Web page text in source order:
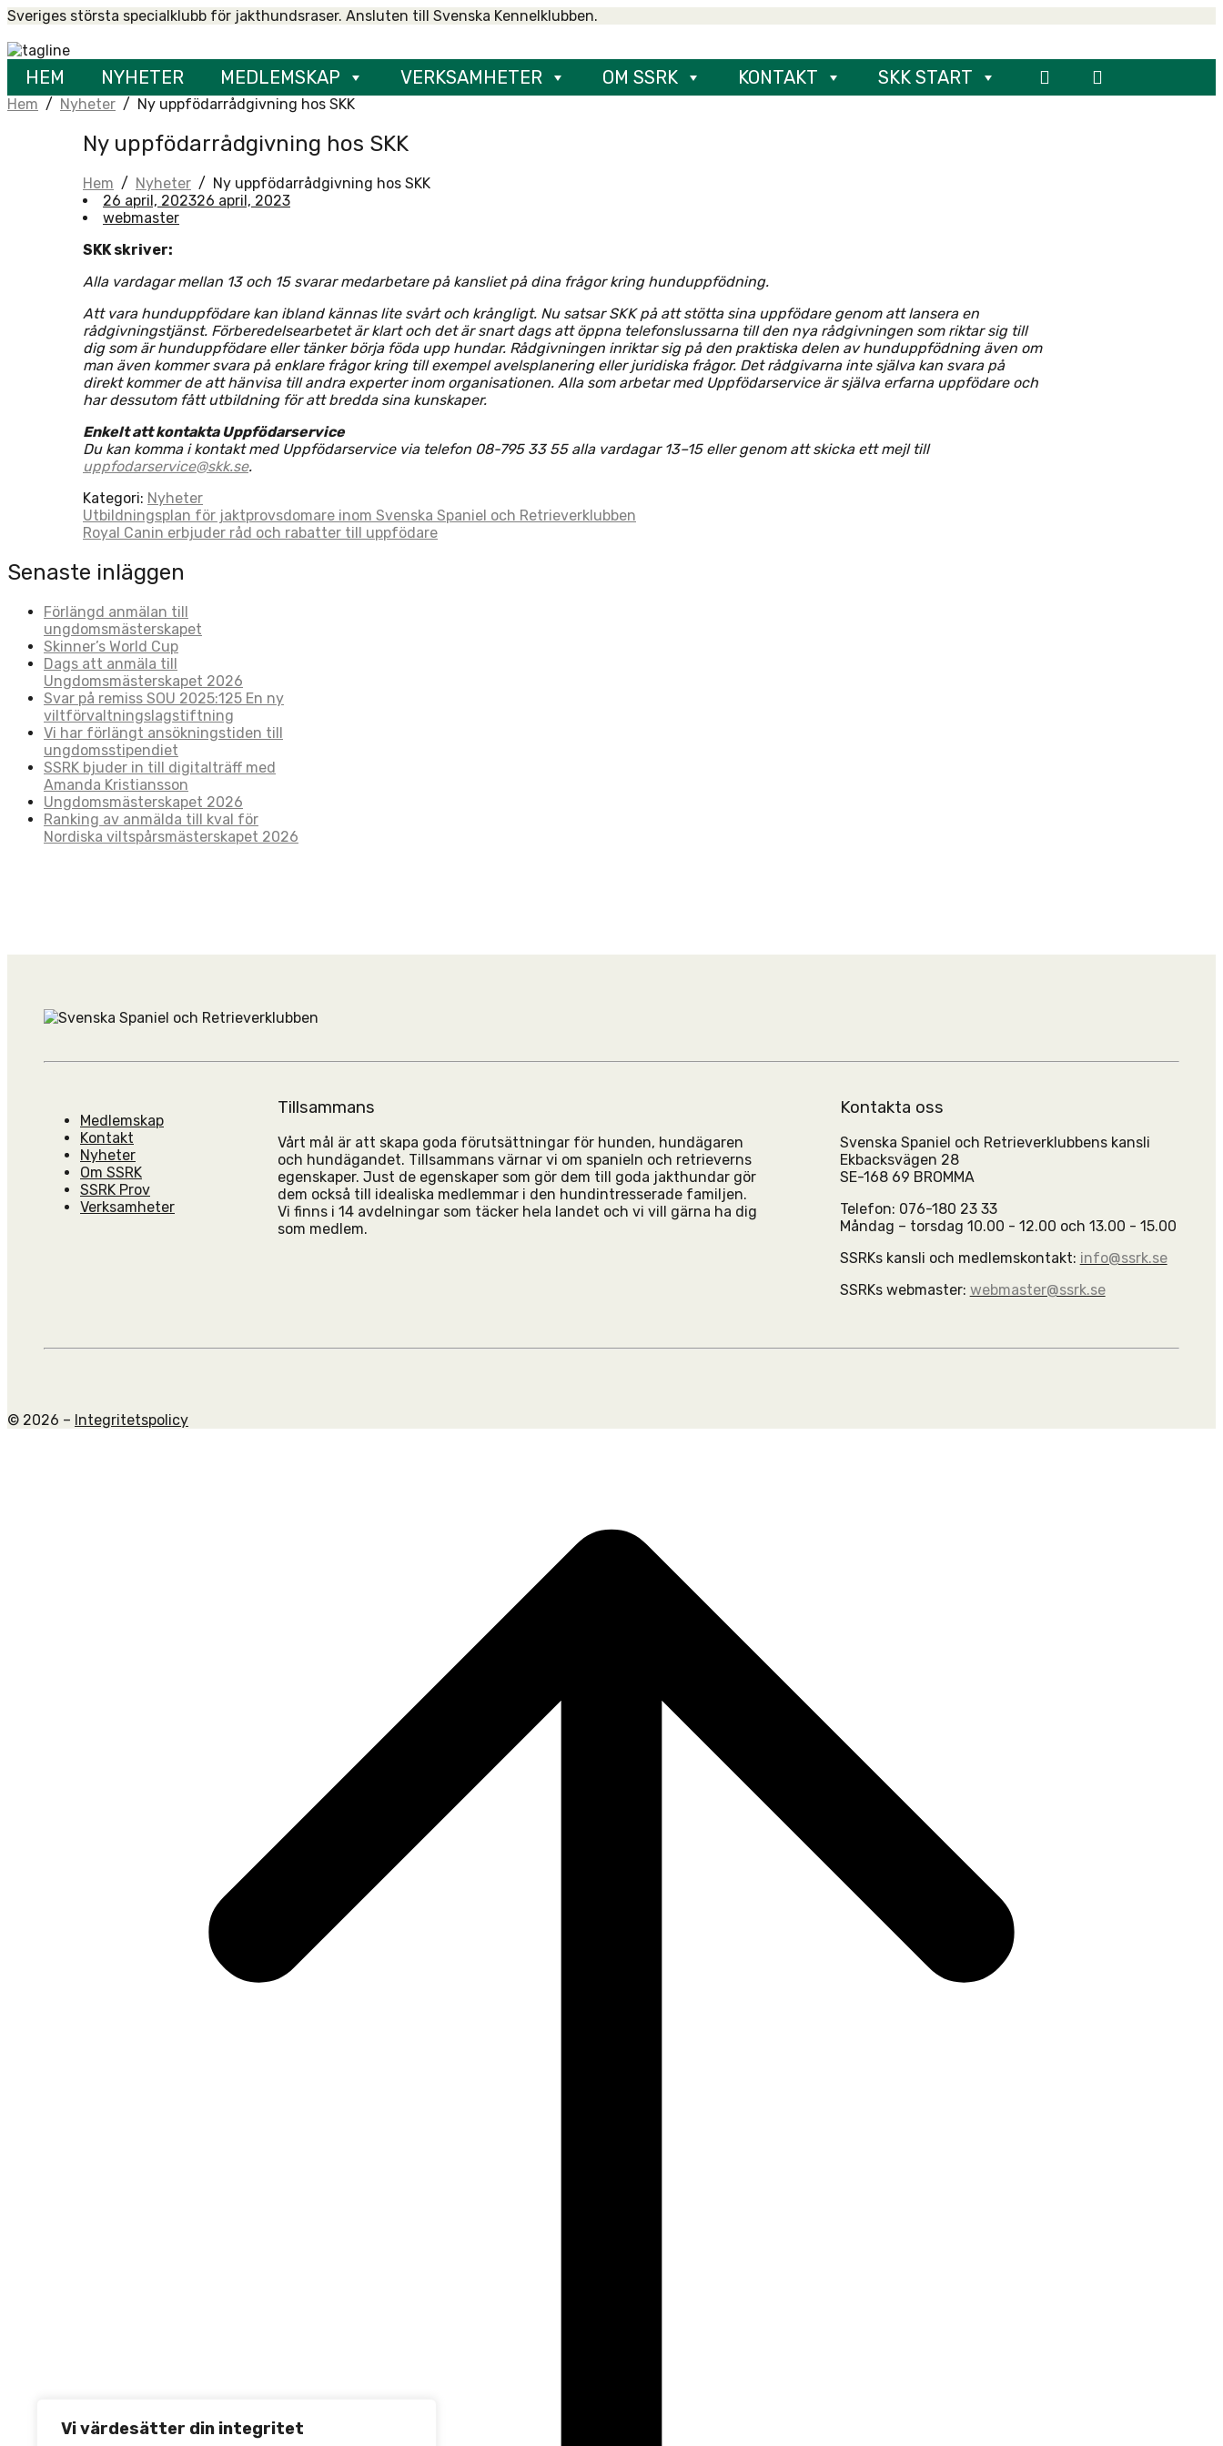
Vi värdesätter din integritet
Skip
content
Sveriges största specialklubb för jakthundsraser. Ansluten till Svenska Kennelklubben.
HEM NYHETER MEDLEMSKAP VERKSAMHETER OM SSRK KONTAKT SKK START
Hem / Nyheter / Ny uppfödarrådgivning hos SKK
Ny uppfödarrådgivning hos SKK
Hem / Nyheter / Ny uppfödarrådgivning hos SKK
26 april, 202326 april, 2023
webmaster
SKK skriver:
Alla vardagar mellan 13 och 15 svarar medarbetare på kansliet på dina frågor kring hunduppfödning.
Att vara hunduppfödare kan ibland kännas lite svårt och krångligt. Nu satsar SKK på att stötta sina uppfödare genom att lansera en
rådgivningstjänst. Förberedelsearbetet är klart och det är snart dags att öppna telefonslussarna till den nya rådgivningen som riktar sig till
dig som är hunduppfödare eller tänker börja föda upp hundar. Rådgivningen inriktar sig på den praktiska delen av hunduppfödning även om
man även kommer svara på enklare frågor kring till exempel avelsplanering eller juridiska frågor. Det rådgivarna inte själva kan svara på
direkt kommer de att hänvisa till andra experter inom organisationen. Alla som arbetar med Uppfödarservice är själva erfarna uppfödare och
har dessutom fått utbildning för att bredda sina kunskaper.
Enkelt att kontakta Uppfödarservice
Du kan komma i kontakt med Uppfödarservice via telefon 08-795 33 55 alla vardagar 13–15 eller genom att skicka ett mejl till
uppfodarservice@skk.se.
Kategori: Nyheter
Post
navigation
Utbildningsplan för jaktprovsdomare inom Svenska Spaniel och Retrieverklubben
Royal Canin erbjuder råd och rabatter till uppfödare
Senaste inläggen
Förlängd anmälan till
ungdomsmästerskapet
Skinner’s World Cup
Dags att anmäla till
Ungdomsmästerskapet 2026
Svar på remiss SOU 2025:125 En ny
viltförvaltningslagstiftning
Vi har förlängt ansökningstiden till
ungdomsstipendiet
SSRK bjuder in till digitalträff med
Amanda Kristiansson
Ungdomsmästerskapet 2026
Ranking av anmälda till kval för
Nordiska viltspårsmästerskapet 2026
Medlemskap
Kontakt
Nyheter
Om SSRK
SSRK Prov
Verksamheter
Tillsammans
Vårt mål är att skapa goda förutsättningar för hunden, hundägaren
och hundägandet. Tillsammans värnar vi om spanieln och retrieverns
egenskaper. Just de egenskaper som gör dem till goda jakthundar gör
dem också till idealiska medlemmar i den hundintresserade familjen.
Vi finns i 14 avdelningar som täcker hela landet och vi vill gärna ha dig
som medlem.
Kontakta oss
Svenska Spaniel och Retrieverklubbens kansli
Ekbacksvägen 28
SE-168 69 BROMMA
Telefon: 076-180 23 33
Måndag – torsdag 10.00 - 12.00 och 13.00 - 15.00
SSRKs kansli och medlemskontakt: info@ssrk.se
SSRKs webmaster: webmaster@ssrk.se
© 2026 – Integritetspolicy